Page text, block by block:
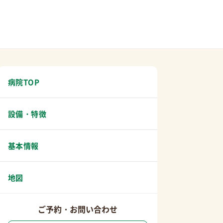
病院TOP
設備・特徴
基本情報
地図
ご予約・お問い合わせ